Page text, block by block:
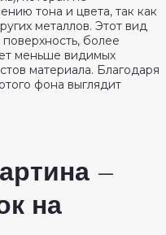
тона и цвета, так как
металлов. Этот вид
более
меньше видимых
материала. Благодаря
фона выглядит
–
на